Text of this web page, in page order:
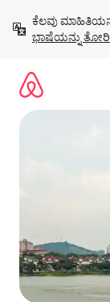
ಹೋಗಿ
ಕೆಲವು
ಭಾಷೆಯನ್ನು